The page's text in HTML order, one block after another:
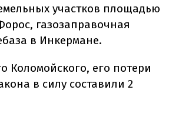
участков площадью
газозаправочная
в Инкермане.
Коломойского, его потери
в силу составили 2